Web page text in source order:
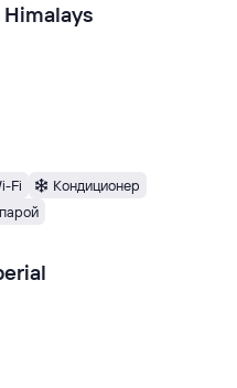
Himalays
Fi
Кондиционер